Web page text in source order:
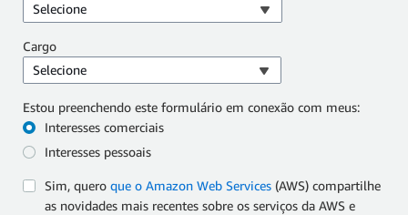
Selecione
Cargo
Selecione
Estou preenchendo este formulário em conexão com meus:
Interesses comerciais
Interesses pessoais
Sim, quero que o Amazon Web Services (AWS) compartilhe
as novidades mais recentes sobre os serviços da AWS e